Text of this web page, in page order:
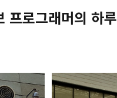
프로그래머의 하루